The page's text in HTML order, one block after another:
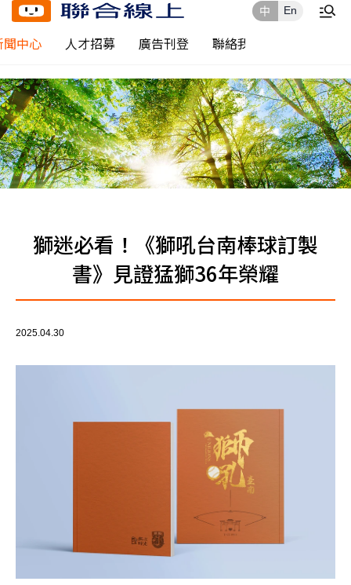
中 En
聞中心 人才招募 廣告刊登 聯絡我們
獅迷必看！《獅吼台南棒球訂製
書》見證猛獅36年榮耀
2025.04.30